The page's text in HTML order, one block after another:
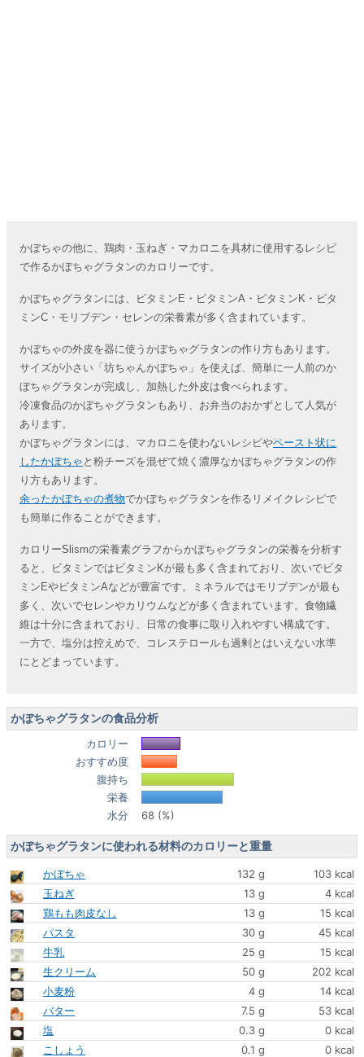
かぼちゃの他に、鶏肉・玉ねぎ・マカロニを具材に使用するレシピ
で作るかぼちゃグラタンのカロリーです。
かぼちゃグラタンには、ビタミンE・ビタミンA・ビタミンK・ビタ
ミンC・モリブデン・セレンの栄養素が多く含まれています。
かぼちゃの外皮を器に使うかぼちゃグラタンの作り方もあります。
サイズが小さい「坊ちゃんかぼちゃ」を使えば、簡単に一人前のか
ぼちゃグラタンが完成し、加熱した外皮は食べられます。
冷凍食品のかぼちゃグラタンもあり、お弁当のおかずとして人気が
あります。
かぼちゃグラタンには、マカロニを使わないレシピやペースト状に
したかぼちゃ と粉チーズを混ぜて焼く濃厚なかぼちゃグラタンの作
り方もあります。
余ったかぼちゃの煮物でかぼちゃグラタンを作るリメイクレシピで
も簡単に作ることができます。
カロリーSlismの栄養素グラフからかぼちゃグラタンの栄養を分析す
ると、ビタミンではビタミンKが最も多く含まれており、次いでビタ
ミンEやビタミンAなどが豊富です。ミネラルではモリブデンが最も
多く、次いでセレンやカリウムなどが多く含まれています。食物繊
維は十分に含まれており、日常の食事に取り入れやすい構成です。
一方で、塩分は控えめで、コレステロールも過剰とはいえない水準
にとどまっています。
かぼちゃグラタンの食品分析
カロリー
おすすめ度
腹持ち
栄養
水分
68 (%)
かぼちゃグラタンに使われる材料のカロリーと重量
かぼちゃ 132 g
103 kcal
玉ねぎ
13 g
4 kcal
鶏もも肉皮なし
13 g
15 kcal
パスタ
30 g
45 kcal
牛乳
25 g
15 kcal
生クリーム
50 g
202 kcal
小麦粉
4 g
14 kcal
バター
7.5 g
53 kcal
塩
0.3 g
0 kcal
こしょう
0.1 g
0 kcal